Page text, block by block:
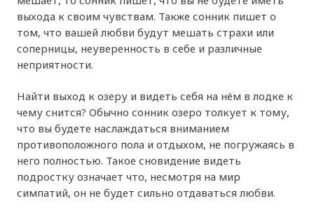
выхода к своим чувствам. Также сонник пишет о
том, что вашей любви будут мешать страхи или
соперницы, неуверенность в себе и различные
неприятности.
Найти выход к озеру и видеть себя на нём в лодке к
чему снится? Обычно сонник озеро толкует к тому,
что вы будете наслаждаться вниманием
противоположного пола и отдыхом, не погружаясь в
него полностью. Такое сновидение видеть
подростку означает что, несмотря на мир
симпатий, он не будет сильно отдаваться любви.